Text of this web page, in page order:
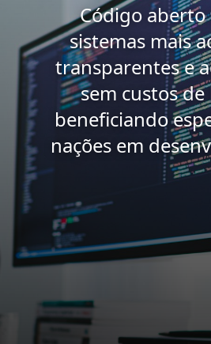
Código aberto
sistemas mais
transparentes e
sem custos de
beneficiando
nações em